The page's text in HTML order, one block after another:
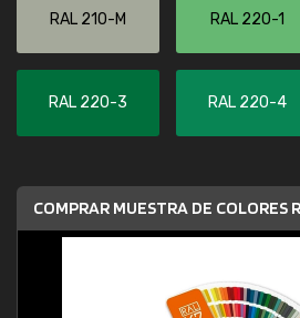
RAL 210-M RAL 220-1
RAL 220-3 RAL 220-4
COMPRAR MUESTRA DE COLORES